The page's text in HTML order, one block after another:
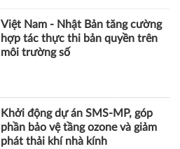
Việt Nam - Nhật Bản tăng cường
hợp tác thực thi bản quyền trên
môi trường số
Khởi động dự án SMS-MP, góp
phần bảo vệ tầng ozone và giảm
phát thải khí nhà kính